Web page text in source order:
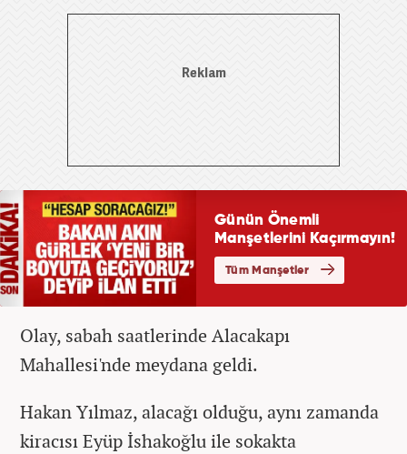
Olay, sabah saatlerinde Alacakapı
Mahallesi'nde meydana geldi.
Hakan Yılmaz, alacağı olduğu, aynı zamanda
kiracısı Eyüp İshakoğlu ile sokakta